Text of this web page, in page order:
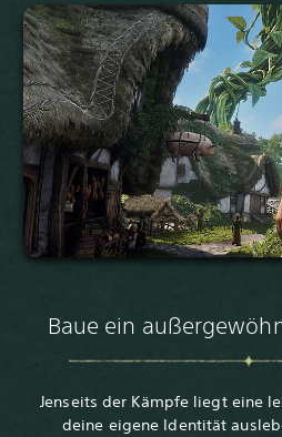
Baue ein
Jenseits der Kämpfe liegt eine
deine eigene Identität